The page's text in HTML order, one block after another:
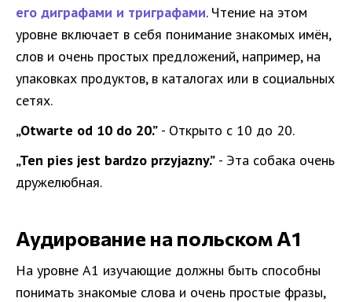
его диграфами и триграфами. Чтение на этом
уровне включает в себя понимание знакомых имён,
слов и очень простых предложений, например, на
упаковках продуктов, в каталогах или в социальных
сетях.
„Otwarte od 10 do 20.” - Открыто с 10 до 20.
„Ten pies jest bardzo przyjazny.” - Эта собака очень
дружелюбная.
Аудирование на польском A1
На уровне A1 изучающие должны быть способны
понимать знакомые слова и очень простые фразы,